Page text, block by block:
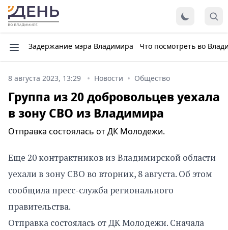
Задержание мэра Владимира Что посмотреть во
8 августа 2023, 13:29 Новости Общество
Группа из 20 добровольцев уехала
в зону СВО из Владимира
Отправка состоялась от ДК Молодежи.
Еще 20 контрактников из Владимирской области
уехали в зону СВО во вторник, 8 августа. Об этом
сообщила пресс-служба регионального
правительства.
Отправка состоялась от ДК Молодежи. Сначала